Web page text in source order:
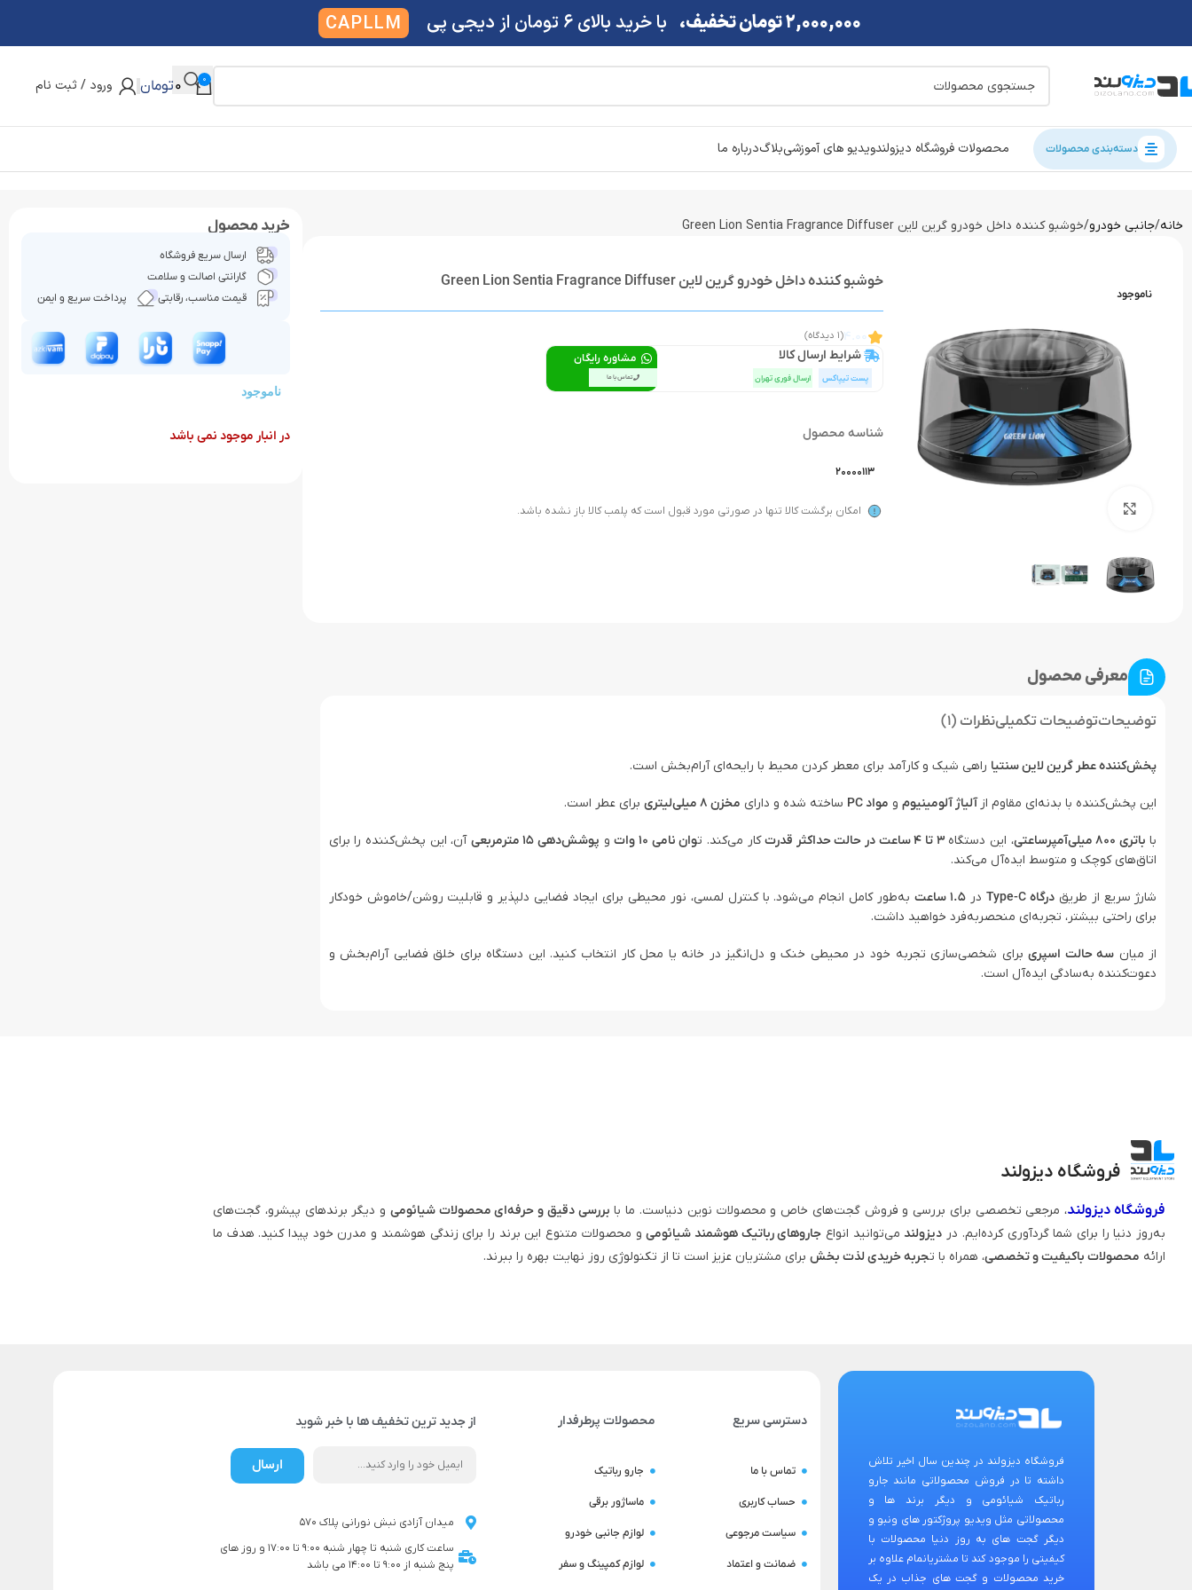
0
0تومان ورود / ثبت نام
دسته‌بندی محصولات محصولات فروشگاه دیزولندویدیو های آموزشیبلاگدرباره ما
خانه جانبی خودرو خوشبو کننده داخل خودرو گرین لاین Green Lion Sentia Fragrance Diffuser
ناموجود
خوشبو کننده داخل خودرو گرین لاین Green Lion Sentia Fragrance Diffuser
(1 دیدگاه)
شرایط ارسال کالا
پست تیپاکس ارسال فوری تهران
مشاوره رایگان
تماس با ما
شناسه محصول
20000113
امکان برگشت کالا تنها در صورتی مورد قبول است که پلمب کالا باز نشده باشد.
معرفی محصول
توضیحاتتوضیحات تکمیلینظرات (1)
پخش‌کننده عطر گرین لاین سنتیا راهی شیک و کارآمد برای معطر کردن محیط با رایحه‌ای آرام‌بخش است.
این پخش‌کننده با بدنه‌ای مقاوم از آلیاژ آلومینیومو مواد PC ساخته شده و دارای مخزن 8 میلی‌لیتری برای عطر است.
با باتری 800 میلی‌آمپرساعتی ، این دستگاه کار می‌کند. توان نامی 10 وات و پوشش‌دهی 15 مترمربعی
آن، این پخش‌کننده را برای
اتاق‌های کوچک و متوسط ایده‌آل می‌کند.
شارژ سریع از طریقدرگاه Type-C در 1.5 ساعت
به‌طور کامل انجام می‌شود. با کنترل لمسی، نور محیطی برای ایجاد فضایی دلپذیر و قابلیت روشن/خاموش خودکار
برای راحتی بیشتر، تجربه‌ای منحصربه‌فرد خواهید داشت.
از میان سه حالت اسپریبرای شخصی‌سازی تجربه خود در محیطی خنک و دل‌انگیز در خانه یا محل کار انتخاب کنید. این دستگاه برای خلق فضایی آرام‌بخش و
دعوت‌کننده به‌سادگی ایده‌آل است.
خرید محصول
ارسال سریع فروشگاه
گارانتی اصالت و سلامت
قیمت مناسب، رقابتی
پرداخت سریع و ایمن
ناموجود
در انبار موجود نمی باشد
فروشگاه دیزولند
فروشگاه دیزولند، مرجعی تخصصی برای بررسی و فروش گجت‌های خاص و محصولات نوین دنیاست. ما با بررسی دقیق و حرفه‌ای محصولات شیائومی و دیگر برندهای پیشرو، گجت‌های
به‌روز دنیا را برای شما گردآوری کرده‌ایم. در دیزولند می‌توانید انواع جاروهای رباتیک هوشمند شیائومیو محصولات متنوع این برند را برای زندگی هوشمند و مدرن خود پیدا کنید. هدف ما
ارائه محصولات باکیفیت و تخصصی، همراه با تجربه خریدی لذت‌ بخش برای مشتریان عزیز است تا از تکنولوژی روز نهایت بهره را ببرند.
فروشگاه دیزولند در چندین سال اخیر تلاش
داشته تا در فروش محصولاتی مانند جارو
رباتیک شیائومی و دیگر برند ها و
محصولاتی مثل ویدیو پروژکتور های ونبو و
دیگر گجت های به روز دنیا محصولات با
کیفیتی را موجود کند تا مشتریانمام علاوه بر
خرید محصولات و گجت های جذاب در یک
دسترسی سریع
تماس با ما
حساب کاربری
سیاست مرجوعی
ضمانت و اعتماد
محصولات پرطرفدار
جارو رباتیک
ماساژور برقی
لوازم جانبی خودرو
لوازم کمپینگ و سفر
از جدید ترین تخفیف ها با خبر شوید
ارسال
میدان آزادی نبش نورانی پلاک 570
ساعت کاری شنبه تا چهار شنبه 9:00 تا 17:00 و روز های
پنج شنبه از 9:00 تا 14:00 می باشد
2,000,000 تومان تخفیف، با خرید بالای 6 تومان از دیجی پی CAPLLM